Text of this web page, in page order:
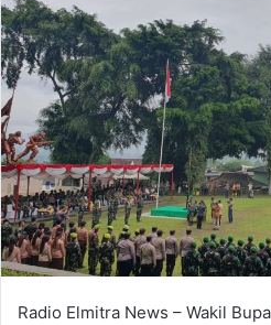
Radio Elmitra News – Wakil